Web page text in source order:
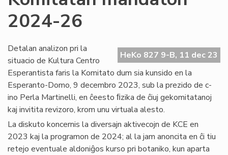
2024-26
HeKo 827 9-B, 11 dec 23
Detalan analizon pri la
situacio de Kultura Centro
Esperantista faris la Komitato dum sia kunsido en la
Esperanto-Domo, 9 decembro 2023, sub la prezido de c-
ino Perla Martinelli, en ĉeesto ﬁzika de ĉiuj gekomitatanoj
kaj invitita revizoro, krom unu virtuala alesto.
La diskuto koncernis la diversajn aktivecojn de KCE en
2023 kaj la programon de 2024; al la jam anoncita en ĉi tiu
retejo eventuale aldoniĝos kurso pri botaniko, kun aparta